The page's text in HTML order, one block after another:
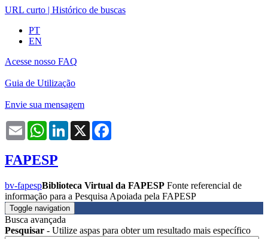
URL curto | Histórico de buscas
PT
EN
Acesse nosso FAQ
Guia de Utilização
Envie sua mensagem
Email WhatsAppLinkedIn
X
FAPESP
bv-fapespBiblioteca Virtual da FAPESP Fonte referencial de
informação para a Pesquisa Apoiada pela FAPESP
Toggle navigation
Busca avançada
Pesquisar - Utilize aspas para obter um resultado mais específico